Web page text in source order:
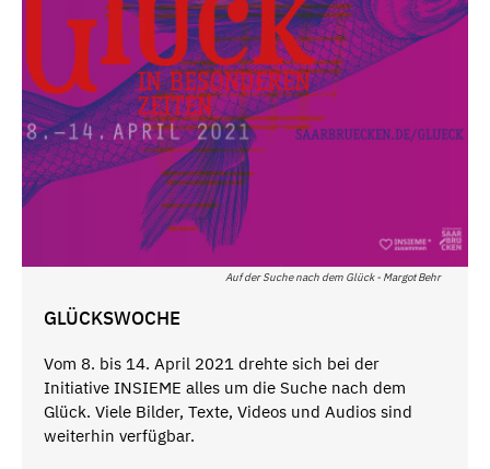
Auf der Suche nach dem Glück - Margot Behr
GLÜCKSWOCHE
Vom 8. bis 14. April 2021 drehte sich bei der
Initiative INSIEME alles um die Suche nach dem
Glück. Viele Bilder, Texte, Videos und Audios sind
weiterhin verfügbar.